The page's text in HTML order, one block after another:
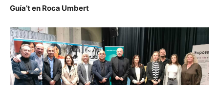
Guía’t en Roca Umbert